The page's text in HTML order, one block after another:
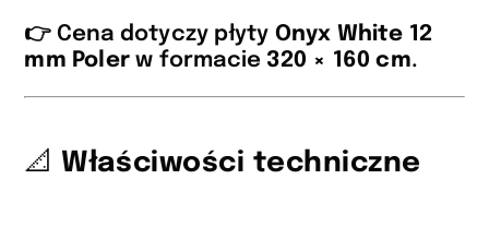
👉 Cena dotyczy płyty Onyx White 12
mm Poler w formacie 320 × 160 cm.
📐 Właściwości techniczne